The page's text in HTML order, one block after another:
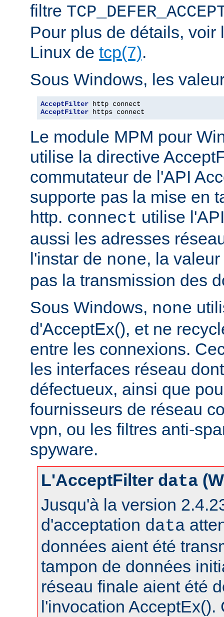
filtre
Pour plus de détails, voir
Linux de tcp(7).
Sous Windows, les
AcceptFilter
AcceptFilter https connect
Le module MPM pour
utilise la directive
commutateur de l'API
supporte pas la mise en
http. connect utilise
aussi les adresses
l'instar de none, la valeur
pas la transmission des
Sous Windows, none
d'AcceptEx(), et ne
entre les connexions.
les interfaces réseau
défectueux, ainsi que
fournisseurs de réseau
vpn, ou les filtres anti-
spyware.
L'AcceptFilter data
Jusqu'à la version
d'acceptation data
données aient été
tampon de données
réseau finale aient été
l'invocation AcceptEx().